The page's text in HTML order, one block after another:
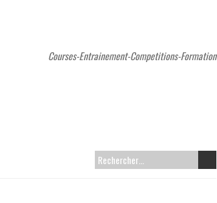
Courses-Entrainement-Competitions-Formation
R